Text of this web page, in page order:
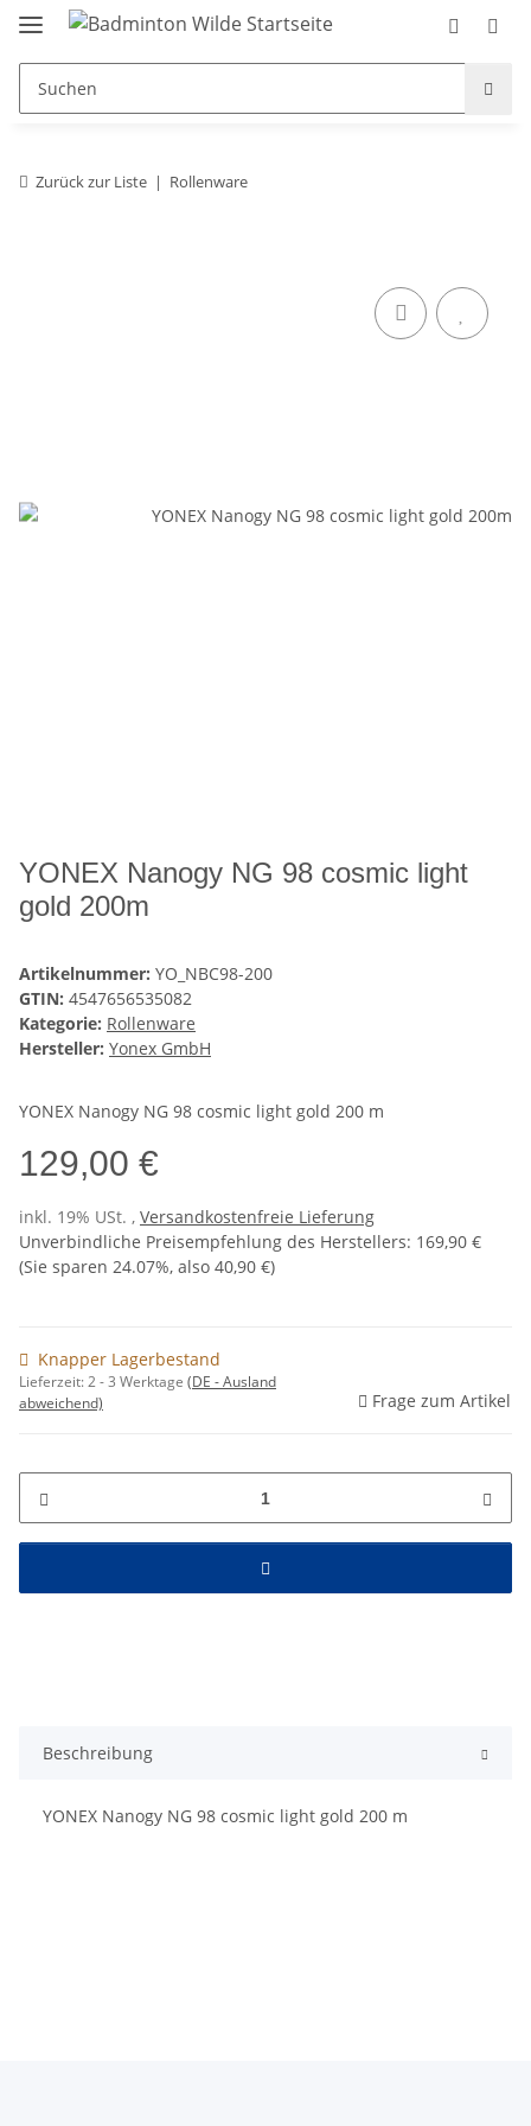
Zurück zur Liste Rollenware
YONEX Nanogy NG 98 cosmic light
gold 200m
Artikelnummer: YO_NBC98-200
GTIN: 4547656535082
Kategorie: Rollenware
Hersteller: Yonex GmbH
YONEX Nanogy NG 98 cosmic light gold 200 m
129,00 €
inkl. 19% USt. , Versandkostenfreie Lieferung
Unverbindliche Preisempfehlung des Herstellers: 169,90 €
(Sie sparen 24.07%, also 40,90 €)
Knapper Lagerbestand
Lieferzeit:2 - 3 Werktage (DE - Ausland
abweichend)
Frage zum Artikel
Beschreibung
YONEX Nanogy NG 98 cosmic light gold 200 m